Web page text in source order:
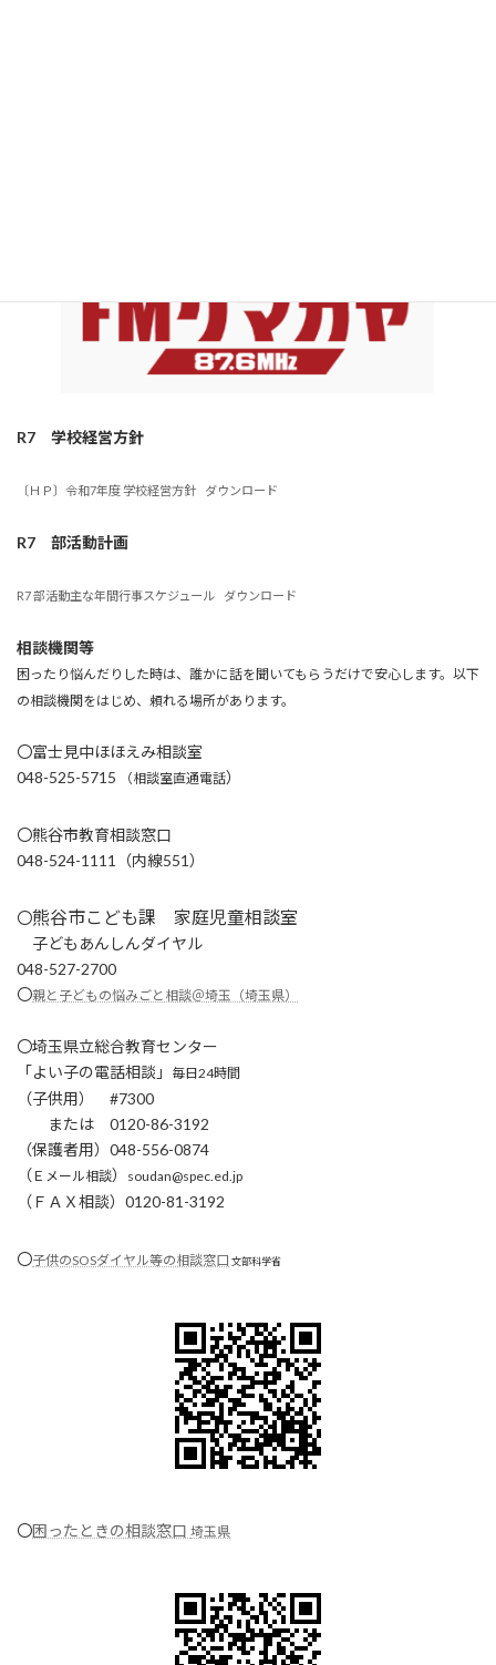
R7 学校経営方針
〔ＨＰ〕令和7年度 学校経営方針 ダウンロード
R7 部活動計画
R7 部活動主な年間行事スケジュール ダウンロード
相談機関等
困ったり悩んだりした時は、誰かに話を聞いてもらうだけで安心します。以下
の相談機関をはじめ、頼れる場所があります。
〇富士見中ほほえみ相談室
048-525-5715
（相談室直通電話）
〇熊谷市教育相談窓口
048-524-1111（内線551）
〇熊谷市こども課 家庭児童相談室
子どもあんしんダイヤル
048-527-2700
〇親と子どもの悩みごと相談＠埼玉（埼玉県）
〇埼玉県立総合教育センター
「よい子の電話相談」
毎日24時間
（子供用） #7300
または 0120-86-3192
（保護者用）048-556-0874
（ Ｅメール相談） soudan@spec.ed.jp
（ ＦＡＸ相談）0120-81-3192
〇子供のSOSダイヤル等の相談窓口 文部科学省
〇困ったときの相談窓口 埼玉県